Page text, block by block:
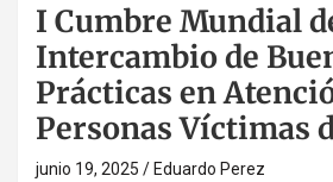
I Cumbre Mundial
Intercambio de
Prácticas en
Personas Víctimas
junio 19, 2025 Eduardo Perez